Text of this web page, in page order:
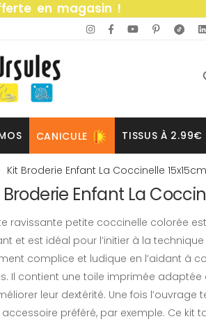
en magasin !
CANICULE TISSUS À 2.99€
Kit Broderie Enfant La Coccinelle 15x15cm
Broderie Enfant La
ravissante petite coccinelle colorée
et est idéal pour l’initier à la
complice et ludique en l’aidant à
Il contient une toile imprimée adaptée
leur dextérité. Une fois
préféré, par exemple. Ce kit